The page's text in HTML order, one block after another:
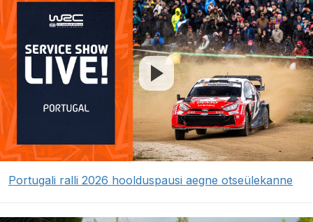
Portugali ralli 2026 hoolduspausi aegne otseülekanne